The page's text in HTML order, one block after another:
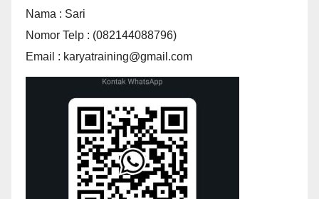
Nama : Sari
Nomor Telp : (082144088796)
Email : karyatraining@gmail.com